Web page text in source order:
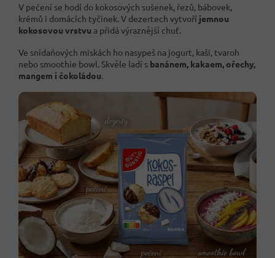
V pečení se hodí do kokosových sušenek, řezů, bábovek,
krémů i domácích tyčinek. V dezertech vytvoří jemnou
kokosovou vrstvu a přidá výraznější chuť.
Ve snídaňových miskách ho nasypeš na jogurt, kaši, tvaroh
nebo smoothie bowl. Skvěle ladí s banánem, kakaem, ořechy,
mangem i čokoládou